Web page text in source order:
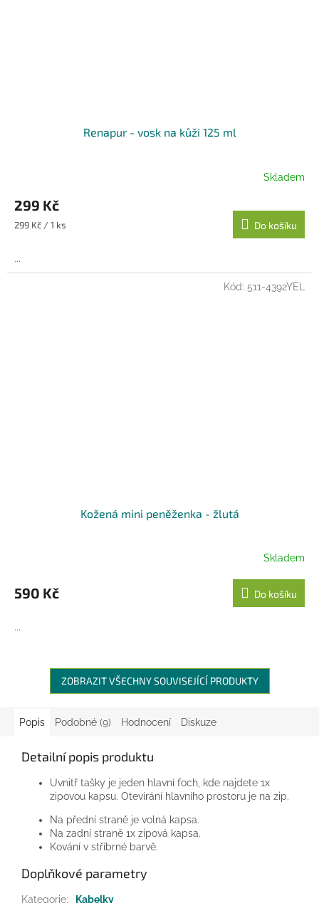
Renapur - vosk na kůži 125 ml
Skladem
299 Kč
Měrná
299 Kč / 1 ks Do košíku
...
Kožená mini peněženka - žlutá
Skladem
590 Kč Do košíku
...
Kód: 511-4392YEL
ZOBRAZIT VŠECHNY SOUVISEJÍCÍ PRODUKTY
Popis Podobné (9) Hodnocení Diskuze
Detailní popis produktu
Uvnitř tašky je jeden hlavní foch, kde najdete 1x
zipovou kapsu. Otevírání hlavního prostoru je na zip.
Na přední straně je volná kapsa.
Na zadní straně 1x zipová kapsa.
Kování v stříbrné barvě.
Doplňkové parametry
Kategorie: Kabelky